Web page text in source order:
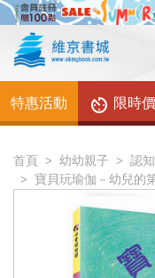
特惠活動 限時價
首頁 幼幼親子 認
寶貝玩瑜伽－幼兒的